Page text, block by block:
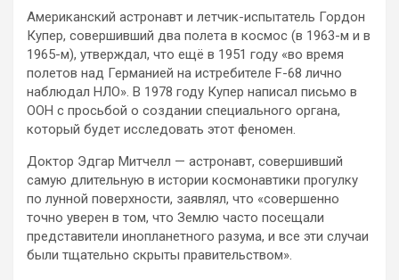
Американский астронавт и летчик-испытатель Гордон
Купер, совершивший два полета в космос (в 1963-м и в
1965-м), утверждал, что ещё в 1951 году «во время
полетов над Германией на истребителе F-68 лично
наблюдал НЛО». В 1978 году Купер написал письмо в
ООН с просьбой о создании специального органа,
который будет исследовать этот феномен.
Доктор Эдгар Митчелл — астронавт, совершивший
самую длительную в истории космонавтики прогулку
по лунной поверхности, заявлял, что «совершенно
точно уверен в том, что Землю часто посещали
представители инопланетного разума, и все эти случаи
были тщательно скрыты правительством».